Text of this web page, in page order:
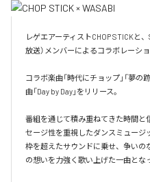
レゲエアーティストCHOP STICKと
放送）メンバーによるコラボレーシ
コラボ楽曲「時代にチョップ」「夢の
曲「Day by Day」をリリース。
番組を通じて積み重ねてきた時間と
セージ性を重視したダンスミュージ
枠を超えたサウンドに乗せ、争いの
の想いを力強く歌い上げた一曲とな